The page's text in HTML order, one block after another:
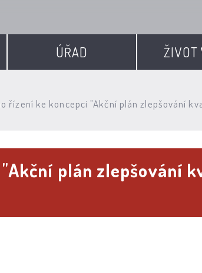
ÚŘAD ŽIVOT
řízení ke koncepci "Akční plán zlepšování
plán zlepšování